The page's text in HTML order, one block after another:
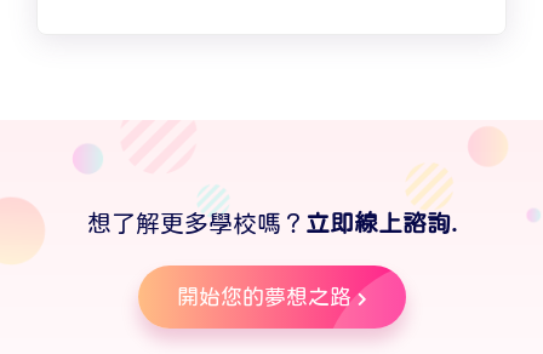
想了解更多學校嗎？ 立即線上諮詢.
開始您的夢想之路